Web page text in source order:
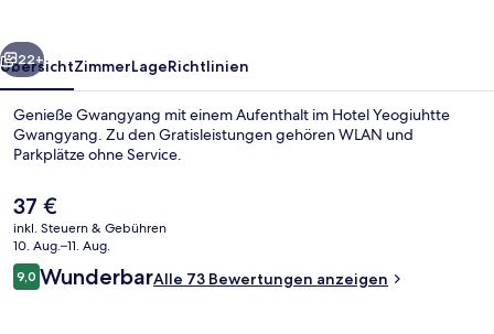
Weiter
22+
ÜbersichtZimmerLageRichtlinien
Genieße Gwangyang mit einem Aufenthalt im Hotel Yeogiuhtte
Gwangyang. Zu den Gratisleistungen gehören WLAN und
Parkplätze ohne Service.
Der
aktuelle
Preis
beträgt
37 €.
37 €
inkl. Steuern & Gebühren
10. Aug.–11. Aug.
Bewertungen
9,09,0 von 10.
WunderbarAlle 73 Bewertungen anzeigen